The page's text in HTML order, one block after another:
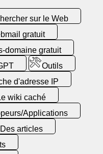
sur le Web
gratuit
domaine gratuit
Outils
d'adresse IP
wiki caché
Applications
Des articles